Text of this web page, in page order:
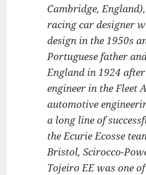
Cambridge,
racing car designer
design in the 1950s
Portuguese father
England in 1924
engineer in the Fleet
automotive
a long line of
the Ecurie Ecosse
Bristol, Scirocco-
Tojeiro EE was one